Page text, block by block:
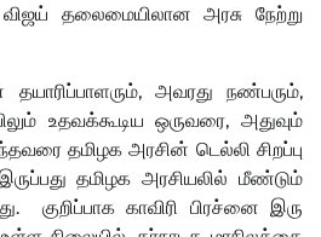
தலைமையிலான அரசு நேற்று
அவரது நண்பரும்,
உதவக்கூடிய ஒருவரை, அதுவும்
தமிழக அரசின் டெல்லி சிறப்பு
இருப்பது தமிழக அரசியலில் மீண்டும்
குறிப்பாக காவிரி பிரச்னை இரு